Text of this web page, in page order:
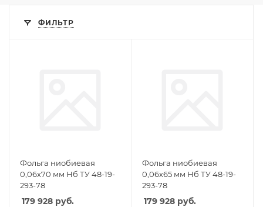
ФИЛЬТР
Фольга ниобиевая
0,06х70 мм Нб ТУ 48-19-
293-78
179 928 руб.
Фольга ниобиевая
0,06х65 мм Нб ТУ 48-19-
293-78
179 928 руб.